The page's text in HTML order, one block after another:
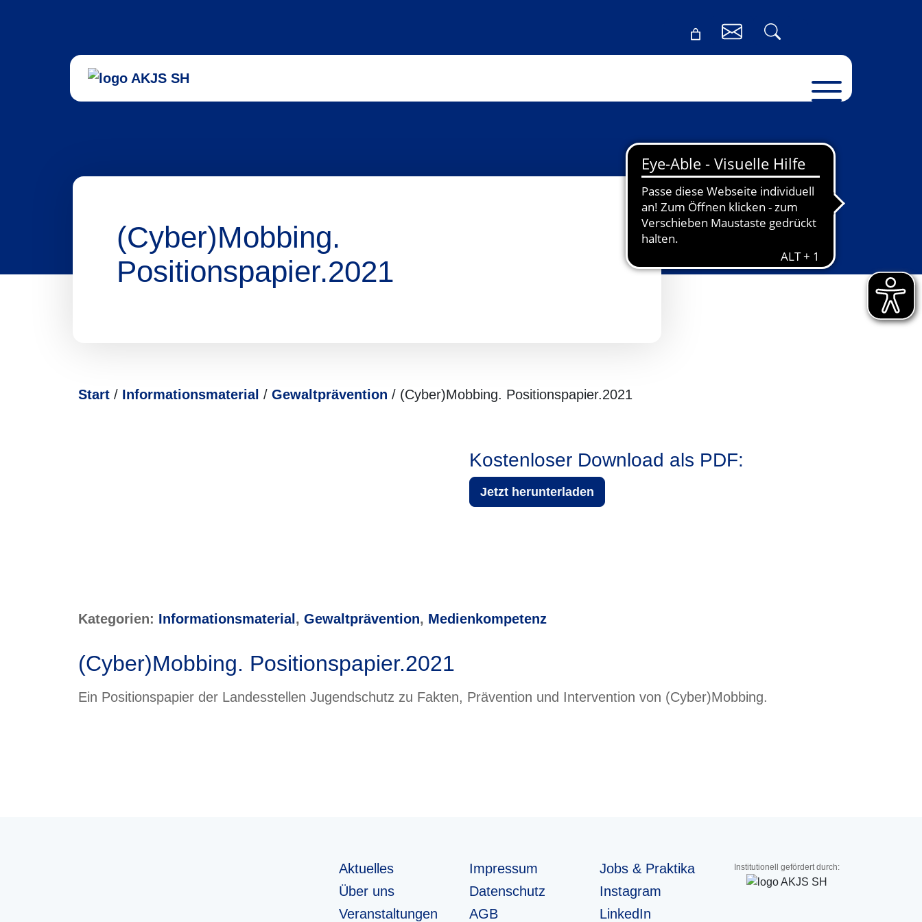
(Cyber)Mobbing.
Positionspapier.2021
Start / Informations­­ma­te­rial / Gewaltprävention / (Cyber)Mobbing. Positionspapier.2021
Kostenloser Download als PDF:
Jetzt herunterladen
Kategorien: Informations­­ma­te­rial , Gewaltprävention, Medienkompetenz
(Cyber)Mobbing. Positionspapier.2021
Ein Positionspapier der Landesstellen Jugendschutz zu Fakten, Prävention und Intervention von (Cyber)Mobbing.
Aktuelles
Über uns
Veranstaltungen
Impressum
Datenschutz
AGB
Jobs & Praktika
Instagram
LinkedIn
Institutionell gefördert durch: